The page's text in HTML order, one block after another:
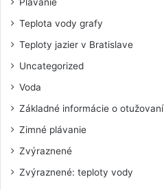
Plávanie
Teplota vody grafy
Teploty jazier v Bratislave
Uncategorized
Voda
Základné informácie o otužovaní
Zimné plávanie
Zvýraznené
Zvýraznené: teploty vody